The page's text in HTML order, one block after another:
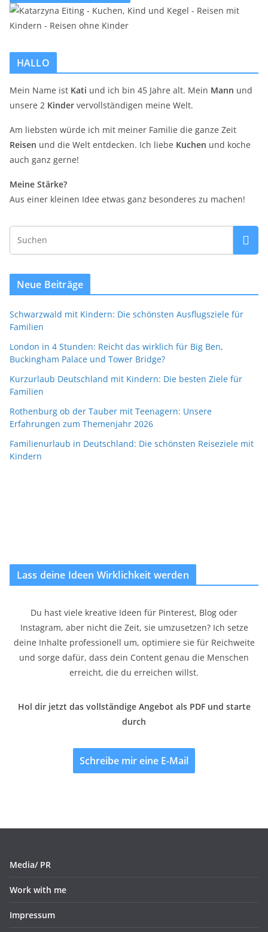
HALLO
Mein Name ist Kati und ich bin 45 Jahre alt. Mein Mann und
unsere 2 Kinder vervollständigen meine Welt.
Am liebsten würde ich mit meiner Familie die ganze Zeit
Reisen und die Welt entdecken. Ich liebe Kuchen und koche
auch ganz gerne!
Meine Stärke?
Aus einer kleinen Idee etwas ganz besonderes zu machen!
Neue Beiträge
Schwarzwald mit Kindern: Die schönsten Ausflugsziele für
Familien
London in 4 Stunden: Reicht das wirklich für Big Ben,
Buckingham Palace und Tower Bridge?
Kurzurlaub Deutschland mit Kindern: Die besten Ziele für
Familien
Rothenburg ob der Tauber mit Teenagern: Unsere
Erfahrungen zum Themenjahr 2026
Familienurlaub in Deutschland: Die schönsten Reiseziele mit
Kindern
Lass deine Ideen Wirklichkeit werden
Du hast viele kreative Ideen für Pinterest, Blog oder
Instagram, aber nicht die Zeit, sie umzusetzen? Ich setze
deine Inhalte professionell um, optimiere sie für Reichweite
und sorge dafür, dass dein Content genau die Menschen
erreicht, die du erreichen willst.
Hol dir jetzt das vollständige Angebot als PDF und starte
durch
Schreibe mir eine E-Mail
Media/ PR
Work with me
Impressum